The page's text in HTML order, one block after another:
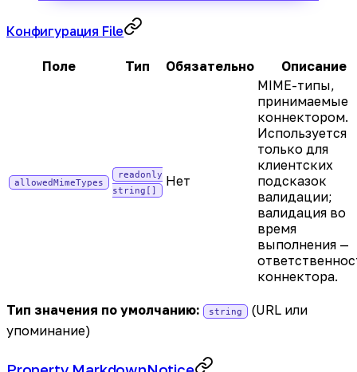
Конфигурация File
Поле Тип Обязательно Описание
allowedMimeTypes
readonly
string[]
Нет
MIME-типы,
принимаемые
коннектором.
Используется
только для
клиентских
подсказок
валидации;
валидация во
время
выполнения —
коннектора.
Тип значения по умолчанию: string
(URL или
упоминание)